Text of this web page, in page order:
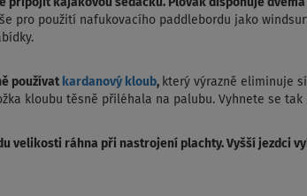
kajakovou sedačku. Plovák disponuje
pro použití nafukovacího paddlebordu jako
používat kardanový kloub, který výrazně eliminuje
kloubu těsně přiléhala na palubu. Vyhnete se
velikosti ráhna při nastrojení plachty. Vyšší jezdci